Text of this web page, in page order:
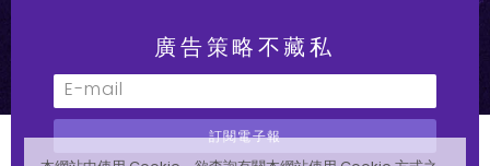
廣告策略不藏私
訂閱電子報